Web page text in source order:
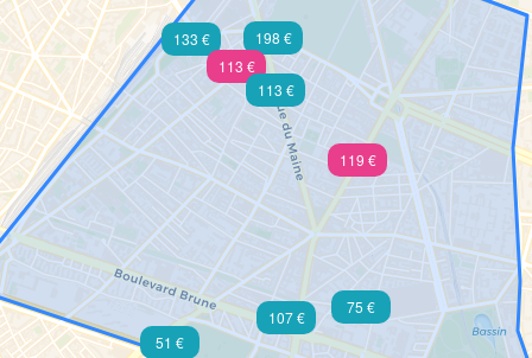
113 €
119 €
51 €
75 €
113 €
107 €
198 €
133 €